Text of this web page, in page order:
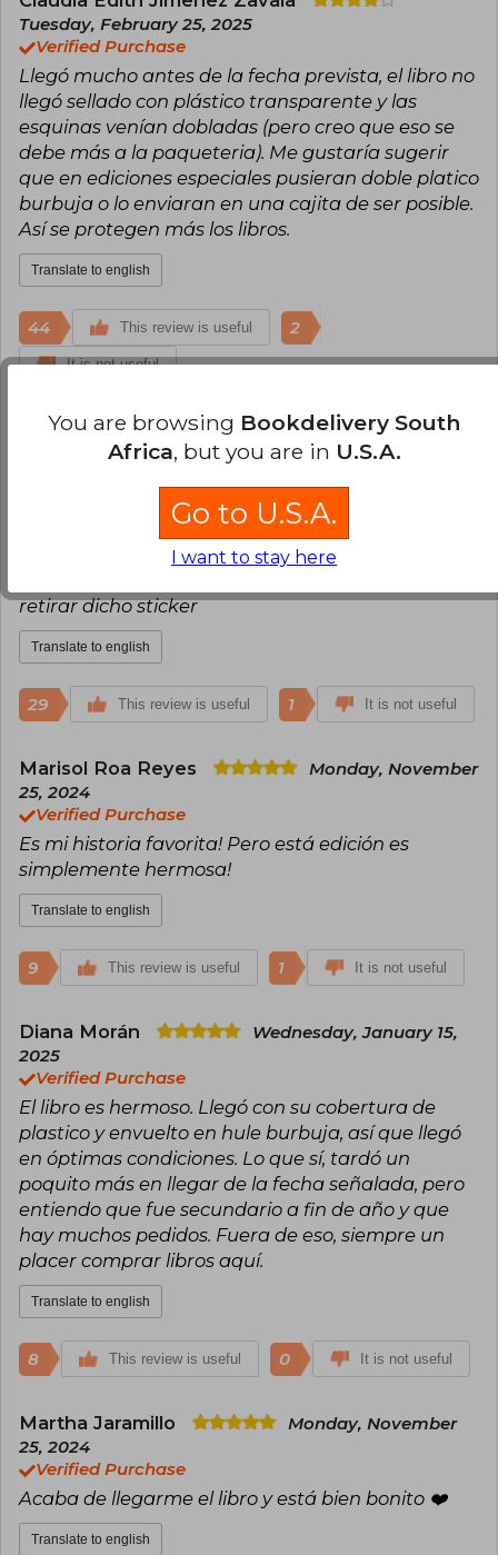
literature.
Her most famous series, the Bridgerton saga,
published by Titania, has captivated readers
around the world and served as inspiration for
the successful Netflix adaptation The
Bridgertons, bringing her literary universe to an
even wider audience.
Tuesday, February 25, 2025
Verified Purchase
Llegó mucho antes de la fecha prevista, el libro no
llegó sellado con plástico transparente y las
esquinas venían dobladas (pero creo que eso se
debe más a la paqueteria). Me gustaría sugerir
que en ediciones especiales pusieran doble platico
burbuja o lo enviaran en una cajita de ser posible.
Así se protegen más los libros.
Translate to english
44 This review is useful 2
It is not useful
Angelo Esparza Cabrera
Sunday,
January 26, 2025
El libro está en perfectas condiciones, sin
embargo considero de muy mal gusto pegar un
sticker con los códigos directo al libro. Recomiendo
retirar dicho sticker
Translate to english
29 This review is useful 1 It is not useful
Marisol Roa Reyes
Monday, November
25, 2024
Verified Purchase
Es mi historia favorita! Pero está edición es
simplemente hermosa!
Translate to english
9 This review is useful 1 It is not useful
Diana Morán
Wednesday, January 15,
2025
Verified Purchase
El libro es hermoso. Llegó con su cobertura de
plastico y envuelto en hule burbuja, así que llegó
en óptimas condiciones. Lo que sí, tardó un
poquito más en llegar de la fecha señalada, pero
entiendo que fue secundario a fin de año y que
hay muchos pedidos. Fuera de eso, siempre un
placer comprar libros aquí.
Translate to english
8 This review is useful 0 It is not useful
Martha Jaramillo
Monday, November
25, 2024
Verified Purchase
Acaba de llegarme el libro y está bien bonito ❤️
Translate to english
You are browsing Bookdelivery South
Africa, but you are in U.S.A.
Go to U.S.A.
I want to stay here